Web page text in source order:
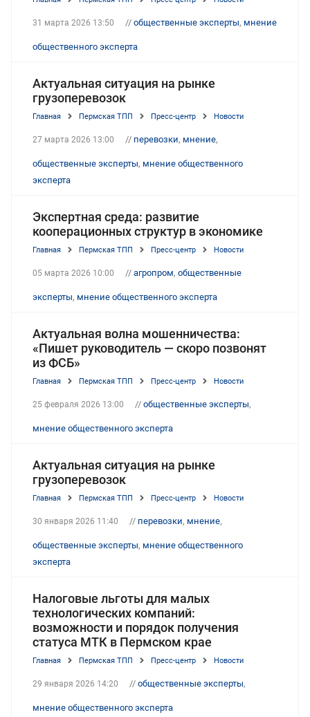
31 марта 2026 13:50 // общественные эксперты, мнение
общественного эксперта
Актуальная ситуация на рынке
грузоперевозок
Главная Пермская ТПП Пресс-центр Новости
27 марта 2026 13:00 // перевозки, мнение,
общественные эксперты, мнение общественного
эксперта
Экспертная среда: развитие
кооперационных структур в экономике
Главная Пермская ТПП Пресс-центр Новости
05 марта 2026 10:00 // агропром, общественные
эксперты, мнение общественного эксперта
Актуальная волна мошенничества:
«Пишет руководитель — скоро позвонят
из ФСБ»
Главная Пермская ТПП Пресс-центр Новости
25 февраля 2026 13:00 // общественные эксперты,
мнение общественного эксперта
Актуальная ситуация на рынке
грузоперевозок
Главная Пермская ТПП Пресс-центр Новости
30 января 2026 11:40 // перевозки, мнение,
общественные эксперты, мнение общественного
эксперта
Налоговые льготы для малых
технологических компаний:
возможности и порядок получения
статуса МТК в Пермском крае
Главная Пермская ТПП Пресс-центр Новости
29 января 2026 14:20 // общественные эксперты,
мнение общественного эксперта